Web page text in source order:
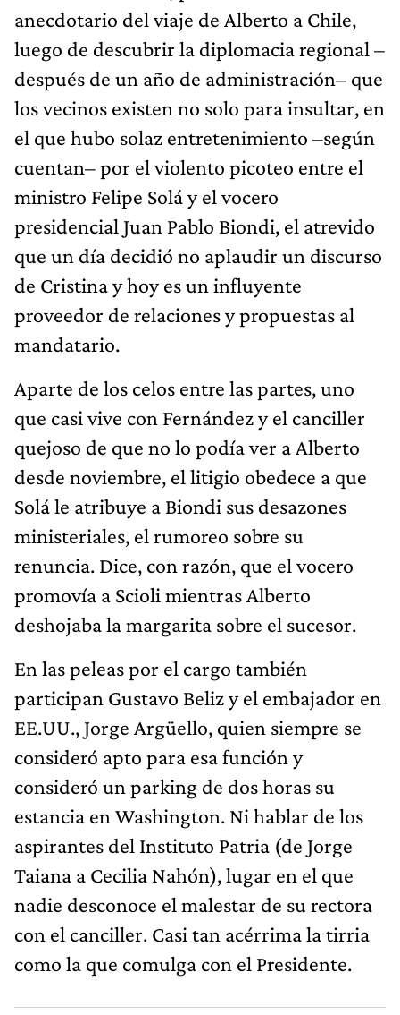
anecdotario del viaje de Alberto a Chile,
luego de descubrir la diplomacia regional –
después de un año de administración– que
los vecinos existen no solo para insultar, en
el que hubo solaz entretenimiento –según
cuentan– por el violento picoteo entre el
ministro Felipe Solá y el vocero
presidencial Juan Pablo Biondi, el atrevido
que un día decidió no aplaudir un discurso
de Cristina y hoy es un influyente
proveedor de relaciones y propuestas al
mandatario.
Aparte de los celos entre las partes, uno
que casi vive con Fernández y el canciller
quejoso de que no lo podía ver a Alberto
desde noviembre, el litigio obedece a que
Solá le atribuye a Biondi sus desazones
ministeriales, el rumoreo sobre su
renuncia. Dice, con razón, que el vocero
promovía a Scioli mientras Alberto
deshojaba la margarita sobre el sucesor.
En las peleas por el cargo también
participan Gustavo Beliz y el embajador en
EE.UU., Jorge Argüello, quien siempre se
consideró apto para esa función y
consideró un parking de dos horas su
estancia en Washington. Ni hablar de los
aspirantes del Instituto Patria (de Jorge
Taiana a Cecilia Nahón), lugar en el que
nadie desconoce el malestar de su rectora
con el canciller. Casi tan acérrima la tirria
como la que comulga con el Presidente.